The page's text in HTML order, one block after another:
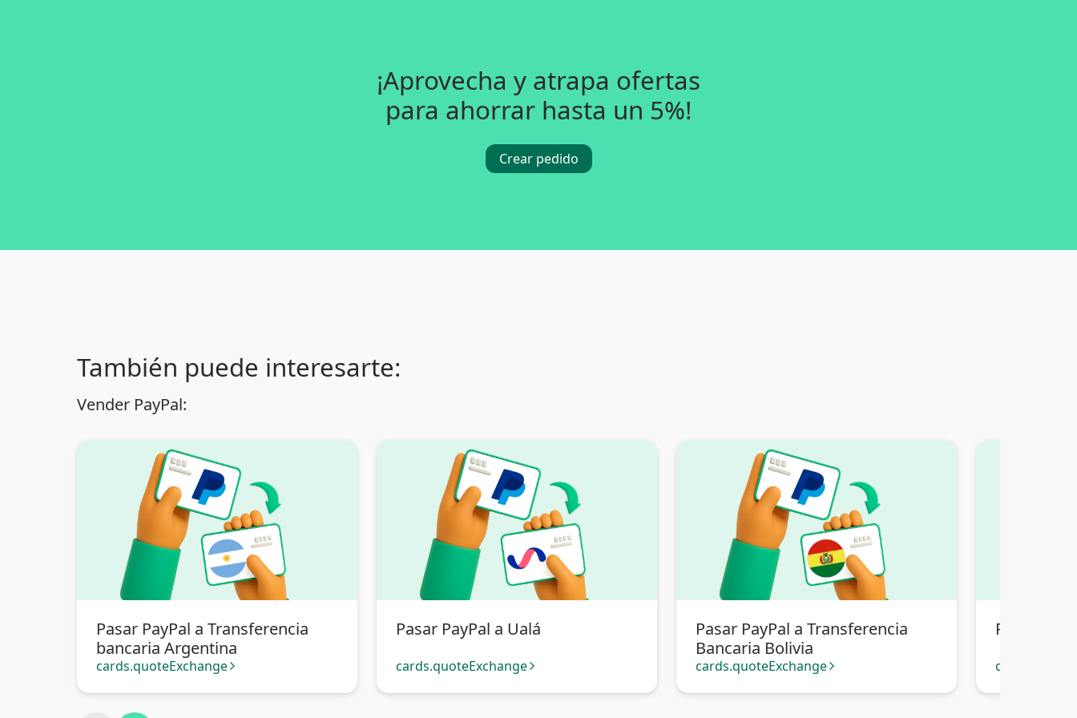
¡Aprovecha y atrapa ofertas
para ahorrar hasta un 5%!
Crear pedido
También puede interesarte:
Vender PayPal:
Pasar PayPal a Transferencia
bancaria Argentina
cards.quoteExchange arrow_forward_ios
Pasar PayPal a Ualá
cards.quoteExchange arrow_forward_ios
Pasar PayPal a Transferencia
Bancaria Bolivia
cards.quoteExchange arrow_forward_ios
Pasar